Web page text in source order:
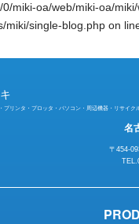
miki-oa/web/miki-oa/miki/
miki/single-blog.php on
プリンタ・プロッタ・パソコン・周辺機器・リサイク
名
〒454-